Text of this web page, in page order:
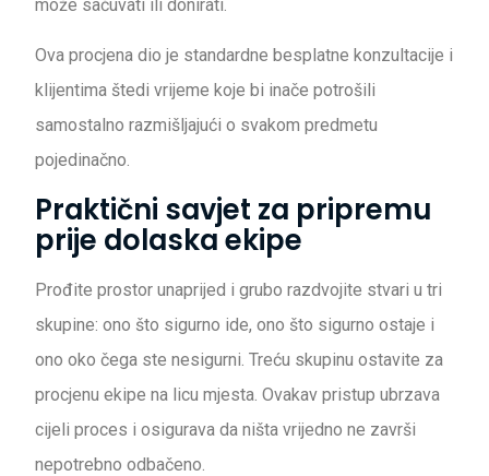
može sačuvati ili donirati.
Ova procjena dio je standardne besplatne konzultacije i
klijentima štedi vrijeme koje bi inače potrošili
samostalno razmišljajući o svakom predmetu
pojedinačno.
Praktični savjet za pripremu
prije dolaska ekipe
Prođite prostor unaprijed i grubo razdvojite stvari u tri
skupine: ono što sigurno ide, ono što sigurno ostaje i
ono oko čega ste nesigurni. Treću skupinu ostavite za
procjenu ekipe na licu mjesta. Ovakav pristup ubrzava
cijeli proces i osigurava da ništa vrijedno ne završi
nepotrebno odbačeno.